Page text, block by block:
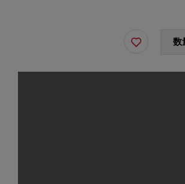
数